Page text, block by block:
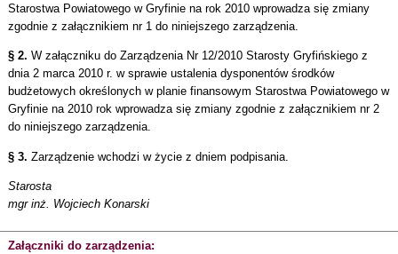
Starostwa Powiatowego w Gryfinie na rok 2010 wprowadza się zmiany
zgodnie z załącznikiem nr 1 do niniejszego zarządzenia.
§ 2. W załączniku do Zarządzenia Nr 12/2010 Starosty Gryfińskiego z
dnia 2 marca 2010 r. w sprawie ustalenia dysponentów środków
budżetowych określonych w planie finansowym Starostwa Powiatowego w
Gryfinie na 2010 rok wprowadza się zmiany zgodnie z załącznikiem nr 2
do niniejszego zarządzenia.
§ 3. Zarządzenie wchodzi w życie z dniem podpisania.
Starosta
mgr inż. Wojciech Konarski
Załączniki do zarządzenia: